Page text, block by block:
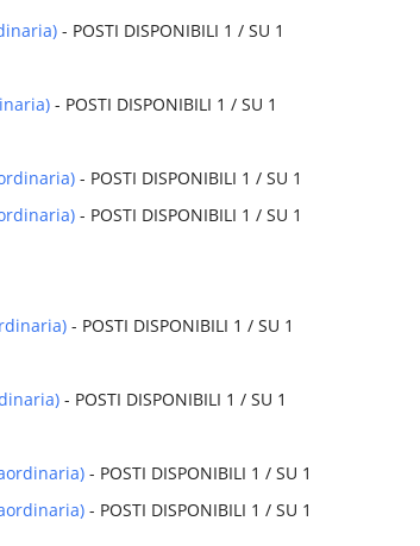
- POSTI DISPONIBILI 1 / SU 1
- POSTI DISPONIBILI 1 / SU 1
- POSTI DISPONIBILI 1 / SU 1
- POSTI DISPONIBILI 1 / SU 1
- POSTI DISPONIBILI 1 / SU 1
- POSTI DISPONIBILI 1 / SU 1
- POSTI DISPONIBILI 1 / SU 1
- POSTI DISPONIBILI 1 / SU 1